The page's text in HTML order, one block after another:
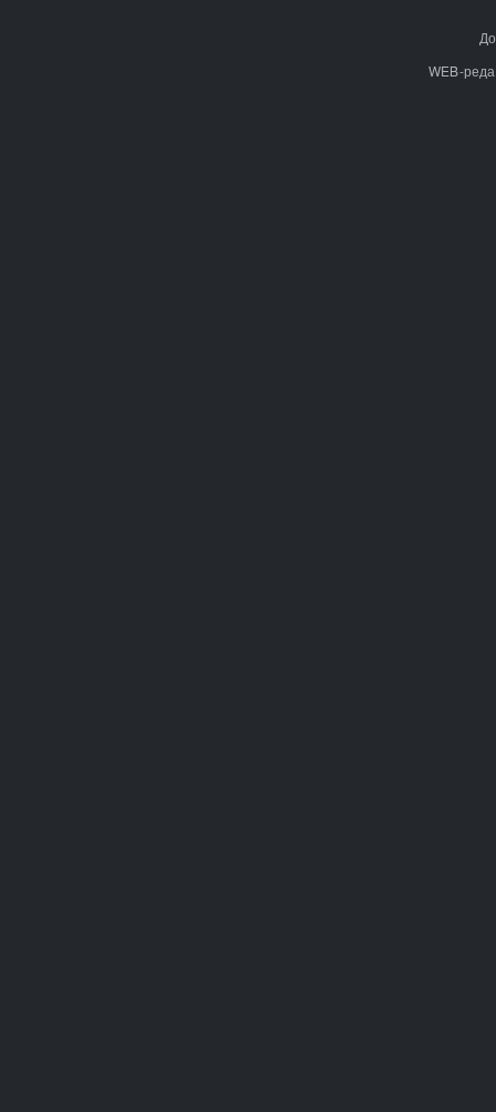
WEB-